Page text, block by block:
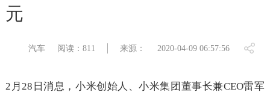
元
汽车 阅读：811 来源： 2020-04-09 06:57:56
2月28日消息，小米创始人、小米集团董事长兼CEO雷军